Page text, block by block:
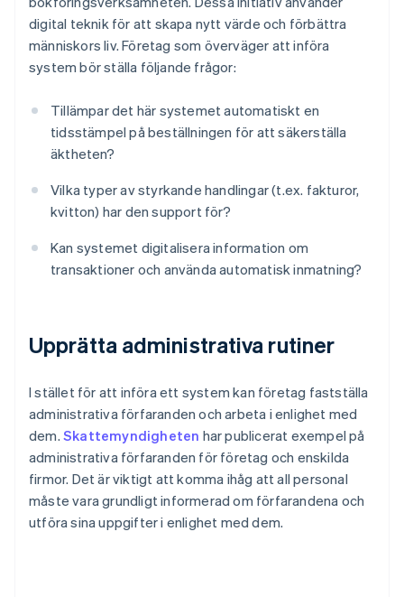
digital teknik för att skapa nytt värde och förbättra
människors liv. Företag som överväger att införa
system bör ställa följande frågor:
Tillämpar det här systemet automatiskt en
tidsstämpel på beställningen för att säkerställa
äktheten?
Vilka typer av styrkande handlingar (t.ex. fakturor,
kvitton) har den support för?
Kan systemet digitalisera information om
transaktioner och använda automatisk inmatning?
Upprätta administrativa rutiner
I stället för att införa ett system kan företag fastställa
administrativa förfaranden och arbeta i enlighet med
dem. Skattemyndigheten har publicerat exempel på
administrativa förfaranden för företag och enskilda
firmor. Det är viktigt att komma ihåg att all personal
måste vara grundligt informerad om förfarandena och
utföra sina uppgifter i enlighet med dem.